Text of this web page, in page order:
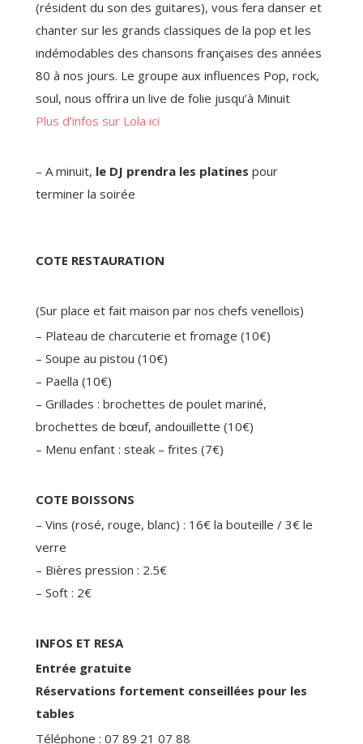
(résident du son des guitares), vous fera danser et
chanter sur les grands classiques de la pop et les
indémodables des chansons françaises des années
80 à nos jours. Le groupe aux influences Pop, rock,
soul, nous offrira un live de folie jusqu’à Minuit
Plus d’infos sur Lola ici
– A minuit, le DJ prendra les platines pour
terminer la soirée
COTE RESTAURATION
(Sur place et fait maison par nos chefs venellois)
– Plateau de charcuterie et fromage (10€)
– Soupe au pistou (10€)
– Paella (10€)
– Grillades : brochettes de poulet mariné,
brochettes de bœuf, andouillette (10€)
– Menu enfant : steak – frites (7€)
COTE BOISSONS
– Vins (rosé, rouge, blanc) : 16€ la bouteille / 3€ le
verre
– Bières pression : 2.5€
– Soft : 2€
INFOS ET RESA
Entrée gratuite
Réservations fortement conseillées pour les
tables
Téléphone : 07 89 21 07 88